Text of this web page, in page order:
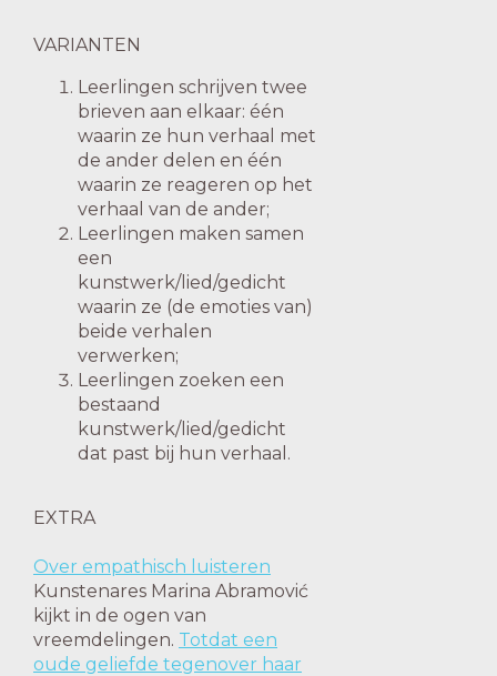
VARIANTEN
Leerlingen schrijven twee
brieven aan elkaar: één
waarin ze hun verhaal met
de ander delen en één
waarin ze reageren op het
verhaal van de ander;
Leerlingen maken samen
een
kunstwerk/lied/gedicht
waarin ze (de emoties van)
beide verhalen
verwerken;
Leerlingen zoeken een
bestaand
kunstwerk/lied/gedicht
dat past bij hun verhaal.
EXTRA
Over empathisch luisteren
Kunstenares Marina Abramović
kijkt in de ogen van
vreemdelingen. Totdat een
oude geliefde tegenover haar